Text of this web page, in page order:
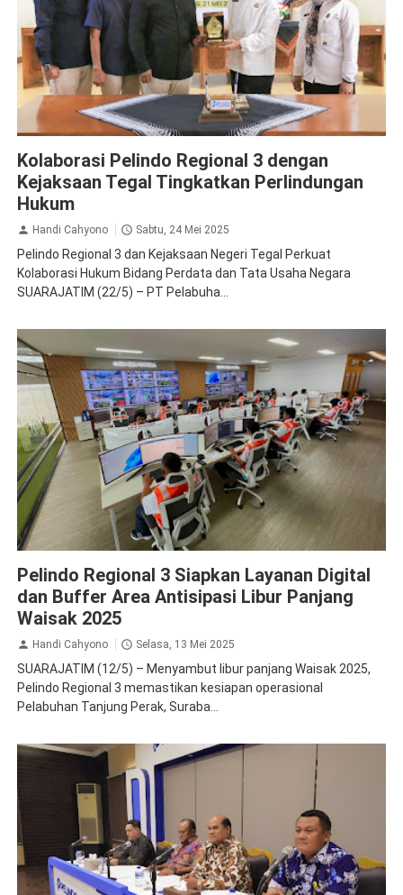
Kolaborasi Pelindo Regional 3 dengan
Kejaksaan Tegal Tingkatkan Perlindungan
Hukum
Handi Cahyono Sabtu, 24 Mei 2025
Pelindo Regional 3 dan Kejaksaan Negeri Tegal Perkuat
Kolaborasi Hukum Bidang Perdata dan Tata Usaha Negara
SUARAJATIM (22/5) – PT Pelabuha...
Pelindo Regional 3 Siapkan Layanan Digital
dan Buffer Area Antisipasi Libur Panjang
Waisak 2025
Handi Cahyono Selasa, 13 Mei 2025
SUARAJATIM (12/5) – Menyambut libur panjang Waisak 2025,
Pelindo Regional 3 memastikan kesiapan operasional
Pelabuhan Tanjung Perak, Suraba...